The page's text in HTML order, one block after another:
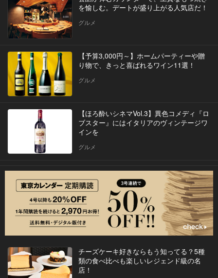
を愉しむ。デートが盛り上がる人気店だ！
グルメ
【予算3,000円～】ホームパーティーや贈
り物で、きっと喜ばれるワイン11選！
グルメ
【ほろ酔いシネマVol.3】異色コメディ『ロ
ブスター』にはイタリアのヴィンテージワ
インを
グルメ
チーズケーキ好きならもう知ってる？5種
類の食べ比べも楽しいレジェンド級の名
店！